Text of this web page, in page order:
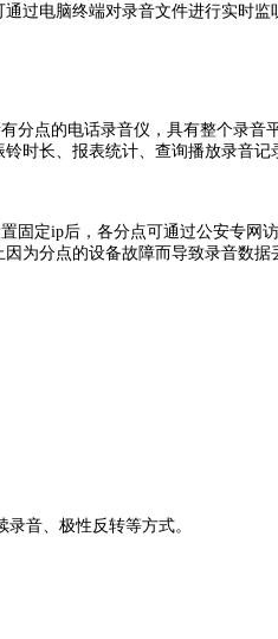
过电脑终端对录音文件进行实时
点的电话录音仪，具有整个录音
时长、报表统计、查询播放录音记
定ip后，各分点可通过公安专网
为分点的设备故障而导致录音数据
音、极性反转等方式。